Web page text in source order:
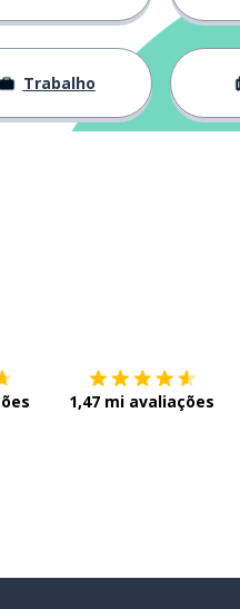
Trabalho
1,47 mi avaliações